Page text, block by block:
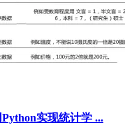
实现统计学 ...